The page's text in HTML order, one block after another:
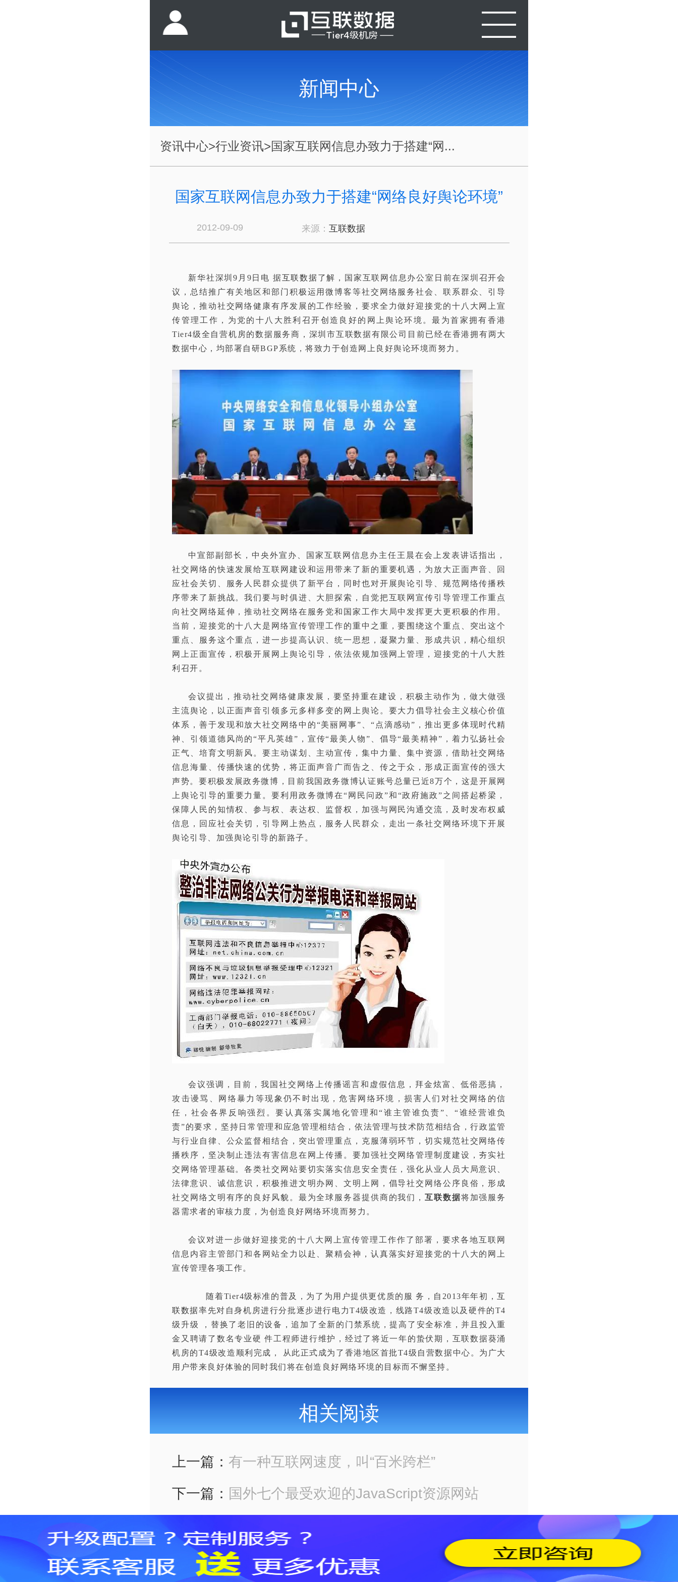
新闻中心
资讯中心>行业资讯>国家互联网信息办致力于搭建“网...
国家互联网信息办致力于搭建“网络良好舆论环境”
2012-09-09 来源： 互联数据
新华社深圳9月9日电 据互联数据了解，国家互联网信息办公室日前在深圳召开会
议，总结推广有关地区和部门积极运用微博客等社交网络服务社会、联系群众、引导
舆论，推动社交网络健康有序发展的工作经验，要求全力做好迎接党的十八大网上宣
传管理工作，为党的十八大胜利召开创造良好的网上舆论环境。最为首家拥有香港
Tier4级全自营机房的数据服务商，深圳市互联数据有限公司 目前已经在香港拥有两大
数据中心，均部署自研BGP系统，将致力于创造网上良好舆论环境而努力。
中宣部副部长，中央外宣办、国家互联网信息办主任王晨在会上发表讲话指出，
社交网络的快速发展给互联网建设和运用带来了新的重要机遇，为放大正面声音、回
应社会关切、服务人民群众提供了新平台，同时也对开展舆论引导、规范网络传播秩
序带来了新挑战。我们要与时俱进、大胆探索，自觉把互联网宣传引导管理工作重点
向社交网络延伸，推动社交网络在服务党和国家工作大局中发挥更大更积极的作用。
当前，迎接党的十八大是网络宣传管理工作的重中之重，要围绕这个重点、突出这个
重点、服务这个重点，进一步提高认识、统一思想，凝聚力量、形成共识，精心组织
网上正面宣传，积极开展网上舆论引导，依法依规加强网上管理，迎接党的十八大胜
利召开。
会议提出，推动社交网络健康发展，要坚持重在建设，积极主动作为，做大做强
主流舆论，以正面声音引领多元多样多变的网上舆论。要大力倡导社会主义核心价值
体系，善于发现和放大社交网络中的“美丽网事”、“点滴感动”，推出更多体现时代精
神、引领道德风尚的“平凡英雄”，宣传“最美人物”、倡导“最美精神”，着力弘扬社会
正气、培育文明新风。要主动谋划、主动宣传，集中力量、集中资源，借助社交网络
信息海量、传播快速的优势，将正面声音广而告之、传之于众，形成正面宣传的强大
声势。要积极发展政务微博，目前我国政务微博认证账号总量已近8万个，这是开展网
上舆论引导的重要力量。要利用政务微博在“网民问政”和“政府施政”之间搭起桥梁，
保障人民的知情权、参与权、表达权、监督权，加强与网民沟通交流，及时发布权威
信息，回应社会关切，引导网上热点，服务人民群众，走出一条社交网络环境下开展
舆论引导、加强舆论引导的新路子。
会议强调，目前，我国社交网络上传播谣言和虚假信息，拜金炫富、低俗恶搞，
攻击谩骂、网络暴力等现象仍不时出现，危害网络环境，损害人们对社交网络的信
任，社会各界反响强烈。要认真落实属地化管理和“谁主管谁负责”、“谁经营谁负
责”的要求，坚持日常管理和应急管理相结合，依法管理与技术防范相结合，行政监管
与行业自律、公众监督相结合，突出管理重点，克服薄弱环节，切实规范社交网络传
播秩序，坚决制止违法有害信息在网上传播。要加强社交网络管理制度建设，夯实社
交网络管理基础。各类社交网站要切实落实信息安全责任，强化从业人员大局意识、
法律意识、诚信意识，积极推进文明办网、文明上网，倡导社交网络公序良俗，形成
社交网络文明有序的良好风貌。最为全球服务器提供商的我们，互联数据将加强服务
器需求者的审核力度，为创造良好网络环境而努力。
会议对进一步做好迎接党的十八大网上宣传管理工作作了部署，要求各地互联网
信息内容主管部门和各网站全力以赴、聚精会神，认真落实好迎接党的十八大的网上
宣传管理各项工作。
随着Tier4级标准的普及，为了为用户提供更优质的服 务，自2013年年初，互
联数据率先对自身机房进行分批逐步进行电力T4级改造，线路T4级改造以及硬件的T4
级升级 ，替换了老旧的设备，追加了全新的门禁系统，提高了安全标准，并且投入重
金又聘请了数名专业硬 件工程师进行维护，经过了将近一年的蛰伏期，互联数据葵涌
机房的T4级改造顺利完成， 从此正式成为了香港地区首批T4级自营数据中心。为广大
用户带来良好体验的同时我们将在创造良好网络环境的目标而不懈坚持。
相关阅读
上一篇： 有一种互联网速度，叫“百米跨栏”
下一篇： 国外七个最受欢迎的JavaScript资源网站